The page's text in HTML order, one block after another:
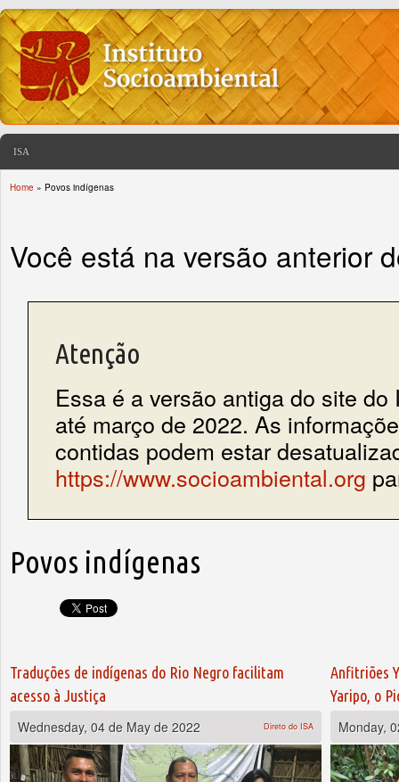
ISA
Home » Povos indígenas
Você está na versão anterior
Atenção
Essa é a versão antiga do site do
até março de 2022. As
contidas podem estar
https://www.socioambiental.org
Povos indígenas
Traduções de indígenas do Rio Negro facilitam
acesso à Justiça
Wednesday, 04 de May de 2022
Direto do ISA
Anfitriões
Yaripo, o
Monday,
Pages